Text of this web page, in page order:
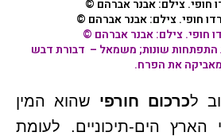
חופי. צילם: אבנר אברהם ©
התפתחות שונות; משמאל – דבורת דבש
מאביקה את הפרח.
לכרכום חורפי שהוא
המין
הארץ הים-תיכוניים. לעומת